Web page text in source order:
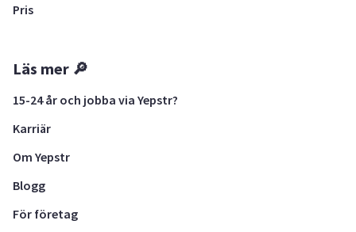
Pris
Läs mer 🔎
15-24 år och jobba via Yepstr?
Karriär
Om Yepstr
Blogg
För företag